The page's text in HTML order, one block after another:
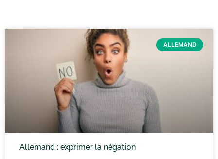
ALLEMAND
Allemand : exprimer la négation